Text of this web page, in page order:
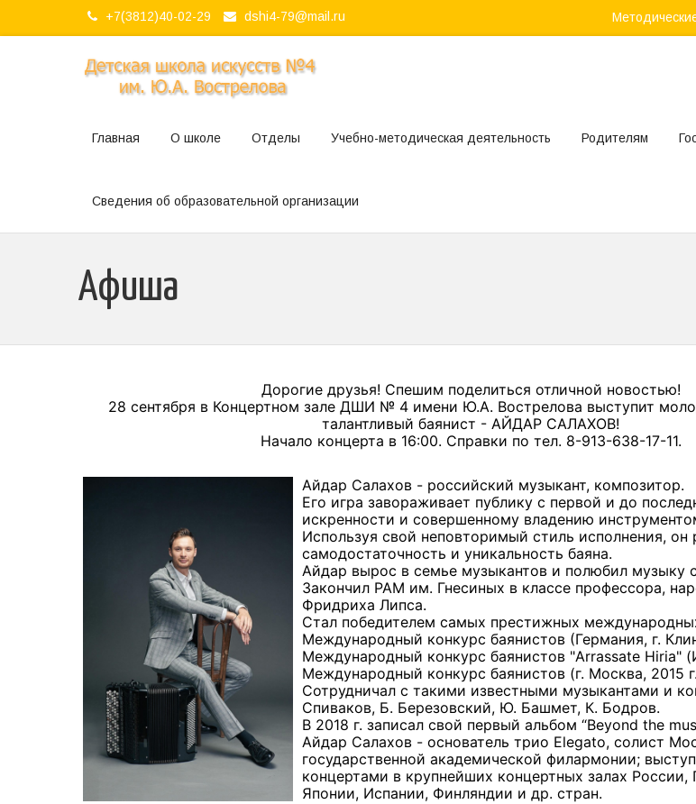
+7(3812)40-02-29 dshi4-79@mail.ru
Главная О школе Отделы Учебно-методическая деятельность Родителям
Сведения об образовательной организации
Афиша
Дорогие друзья! Спешим поделиться отличной новостью!
28 сентября в Концертном зале ДШИ № 4 имени Ю.А. Вострелова выступит
талантливый баянист - АЙДАР САЛАХОВ!
Начало концерта в 16:00. Справки по тел. 8-913-638-17-11.
Айдар Салахов - российский музыкант, композитор.
Его игра завораживает публику с первой и до
искренности и совершенному владению
Используя свой неповторимый стиль исполнения, он
самодостаточность и уникальность баяна.
Айдар вырос в семье музыкантов и полюбил музыку
Закончил РАМ им. Гнесиных в классе профессора,
Фридриха Липса.
Стал победителем самых престижных
Международный конкурс баянистов (Германия, г.
Международный конкурс баянистов "Arrassate Hiria"
Международный конкурс баянистов (г. Москва, 2015
Сотрудничал с такими известными музыкантами и
Спиваков, Б. Березовский, Ю. Башмет, К. Бодров.
В 2018 г. записал свой первый альбом “Beyond the
Айдар Салахов - основатель трио Elegato, солист
государственной академической филармонии;
концертами в крупнейших концертных залах России,
Японии, Испании, Финляндии и др. стран.